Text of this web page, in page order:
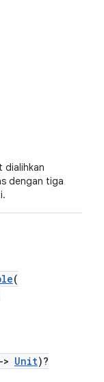
dialihkan
dengan tiga
(
> Unit)?